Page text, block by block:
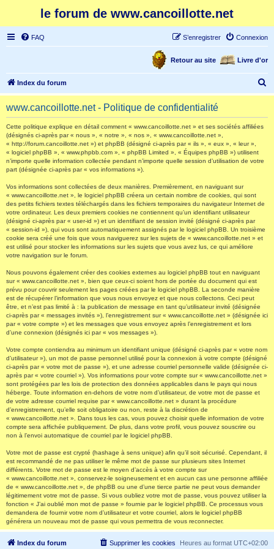
le forum de www.cancoillotte.net
FAQ Connexion
S’enregistrer
Livre d'or
Retour au site
Index du forum
e
www.cancoillotte.net - Politique de confidentialité
Cette politique explique en détail comment « www.cancoillotte.net » et ses sociétés affiliées
(désignés ci-après par « nous », « notre », « nos », « www.cancoillotte.net »,
« http://forum.cancoillotte.net ») et phpBB (désigné ci-après par « ils », « eux », « leur »,
« logiciel phpBB », « www.phpbb.com », « phpBB Limited », « Équipes phpBB ») utilisent
n’importe quelle information collectée pendant n’importe quelle session d’utilisation de votre
part (désignée ci-après par « vos informations »).
Vos informations sont collectées de deux manières. Premièrement, en naviguant sur
« www.cancoillotte.net », le logiciel phpBB créera un certain nombre de cookies, qui sont
des petits fichiers textes téléchargés dans les fichiers temporaires du navigateur Internet de
votre ordinateur. Les deux premiers cookies ne contiennent qu’un identifiant utilisateur
(désigné ci-après par « user-id ») et un identifiant de session invité (désigné ci-après par
« session-id »), qui vous sont automatiquement assignés par le logiciel phpBB. Un troisième
cookie sera créé une fois que vous naviguerez sur les sujets de « www.cancoillotte.net » et
est utilisé pour stocker les informations sur les sujets que vous avez lus, ce qui améliore
votre navigation sur le forum.
Nous pouvons également créer des cookies externes au logiciel phpBB tout en naviguant
sur « www.cancoillotte.net », bien que ceux-ci soient hors de portée du document qui est
prévu pour couvrir seulement les pages créées par le logiciel phpBB. La seconde manière
est de récupérer l’information que vous nous envoyez et que nous collectons. Ceci peut
être, et n’est pas limité à : la publication de message en tant qu’utilisateur invité (désignée
ci-après par « messages invités »), l’enregistrement sur « www.cancoillotte.net » (désignée ici
par « votre compte ») et les messages que vous envoyez après l’enregistrement et lors
d’une connexion (désignés ici par « vos messages »).
Votre compte contiendra au minimum un identifiant unique (désigné ci-après par « votre nom
d’utilisateur »), un mot de passe personnel utilisé pour la connexion à votre compte (désigné
ci-après par « votre mot de passe »), et une adresse courriel personnelle valide (désignée ci-
après par « votre courriel »). Vos informations pour votre compte sur « www.cancoillotte.net »
sont protégées par les lois de protection des données applicables dans le pays qui nous
héberge. Toute information en-dehors de votre nom d’utilisateur, de votre mot de passe et
de votre adresse courriel requise par « www.cancoillotte.net » durant la procédure
d’enregistrement, qu’elle soit obligatoire ou non, reste à la discrétion de
« www.cancoillotte.net ». Dans tous les cas, vous pouvez choisir quelle information de votre
compte sera affichée publiquement. De plus, dans votre profil, vous pouvez souscrire ou
non à l’envoi automatique de courriel par le logiciel phpBB.
Votre mot de passe est crypté (hashage à sens unique) afin qu’il soit sécurisé. Cependant, il
est recommandé de ne pas utiliser le même mot de passe sur plusieurs sites Internet
différents. Votre mot de passe est le moyen d’accès à votre compte sur
« www.cancoillotte.net », conservez-le soigneusement et en aucun cas une personne affiliée
de « www.cancoillotte.net », de phpBB ou une d’une tierce partie ne peut vous demander
légitimement votre mot de passe. Si vous oubliez votre mot de passe, vous pouvez utiliser la
fonction « J’ai oublié mon mot de passe » fournie par le logiciel phpBB. Ce processus vous
demandera de fournir votre nom d’utilisateur et votre courriel, alors le logiciel phpBB
générera un nouveau mot de passe qui vous permettra de vous reconnecter.
Index du forum Heures au format UTC+02:00
Supprimer les cookies